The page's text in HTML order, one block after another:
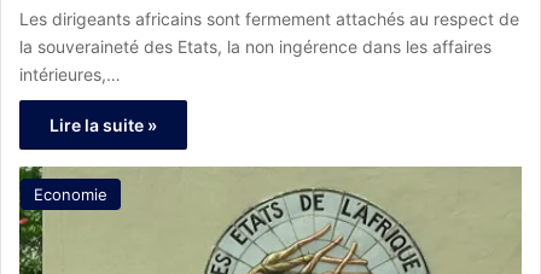
Les dirigeants africains sont fermement attachés au respect de
la souveraineté des Etats, la non ingérence dans les affaires
intérieures,…
Lire la suite »
Economie